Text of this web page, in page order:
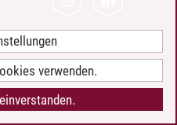
verwenden.